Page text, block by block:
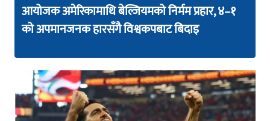
आयोजक अमेरिकामाथि बेल्जियमको निर्मम प्रहार, ४–१
को अपमानजनक हारसँगै विश्वकपबाट बिदाइ